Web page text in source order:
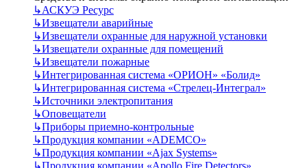
↳АСКУЭ Ресурс
↳Извещатели аварийные
↳Извещатели охранные для наружной установки
↳Извещатели охранные для помещений
↳Извещатели пожарные
↳Интегрированная система «ОРИОН» «Болид»
↳Интегрированная система «Стрелец-Интеграл»
↳Источники электропитания
↳Оповещатели
↳Приборы приемно-контрольные
↳Продукция компании «ADEMCO»
↳Продукция компании «Ajax Systems»
↳Продукция компании «Apollo Fire Detectors»